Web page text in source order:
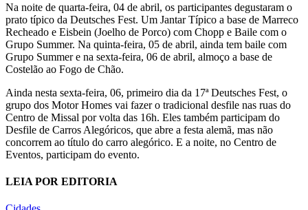
Na noite de quarta-feira, 04 de abril, os participantes degustaram o
prato típico da Deutsches Fest. Um Jantar Típico a base de Marreco
Recheado e Eisbein (Joelho de Porco) com Chopp e Baile com o
Grupo Summer. Na quinta-feira, 05 de abril, ainda tem baile com
Grupo Summer e na sexta-feira, 06 de abril, almoço a base de
Costelão ao Fogo de Chão.
Ainda nesta sexta-feira, 06, primeiro dia da 17ª Deutsches Fest, o
grupo dos Motor Homes vai fazer o tradicional desfile nas ruas do
Centro de Missal por volta das 16h. Eles também participam do
Desfile de Carros Alegóricos, que abre a festa alemã, mas não
concorrem ao título do carro alegórico. E a noite, no Centro de
Eventos, participam do evento.
LEIA POR EDITORIA